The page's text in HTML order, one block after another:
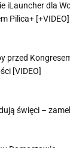
iLauncher dla
Pilica+ [+VIDEO]
przed
[VIDEO]
święci –